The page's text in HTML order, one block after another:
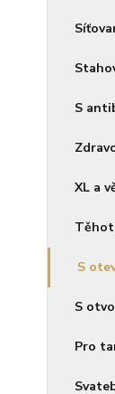
S
XL a
S
S
Pro